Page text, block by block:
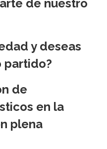
de nuestro
y deseas
partido?
de
en la
plena